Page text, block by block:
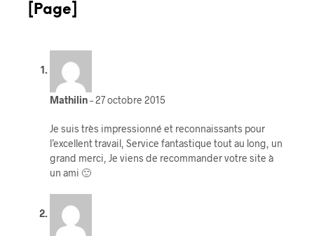
[Page]
Mathilin–27 octobre 2015
Je suis très impressionné et reconnaissants pour
l’excellent travail, Service fantastique tout au long, un
grand merci, Je viens de recommander votre site à
un ami 🙂